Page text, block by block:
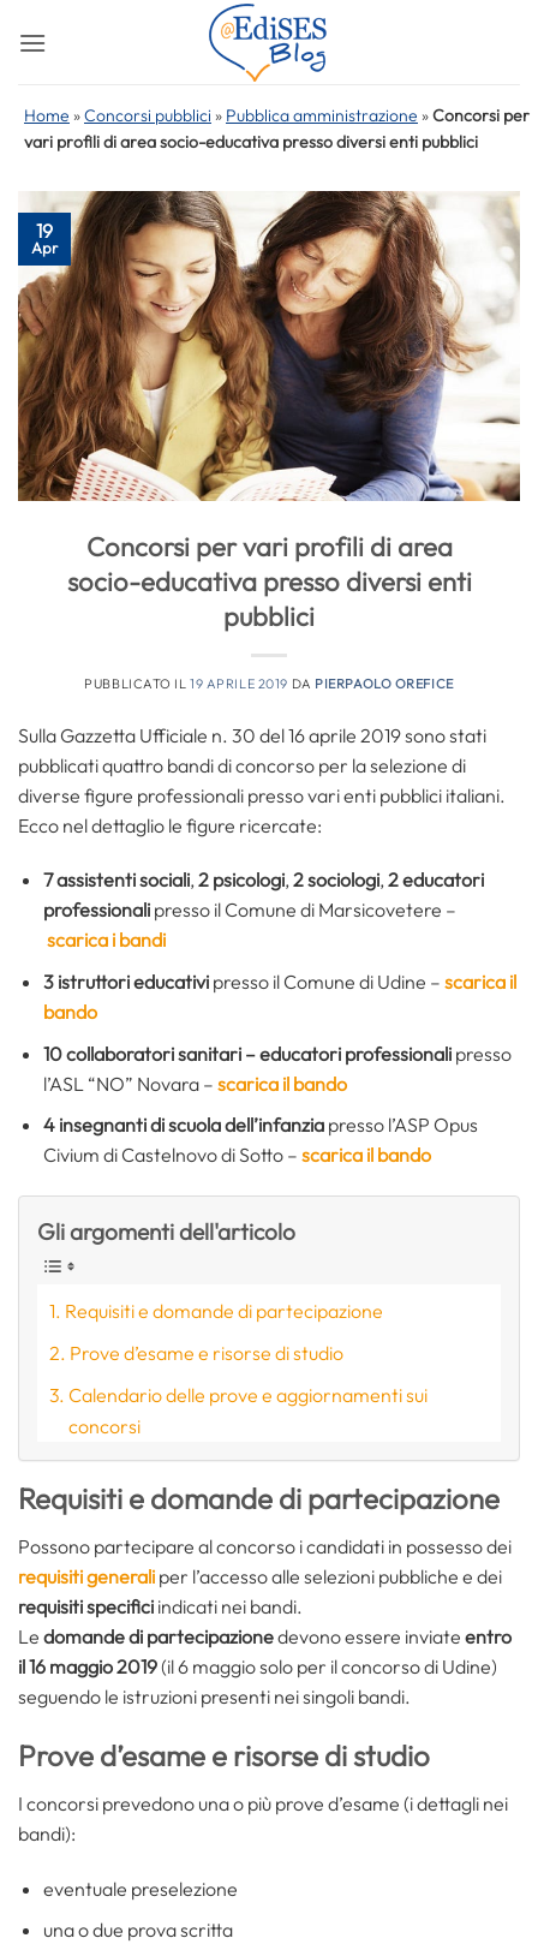
Home »Concorsi pubblici » Pubblica amministrazione »Concorsi per
vari profili di area socio-educativa presso diversi enti pubblici
19
Apr
Concorsi per vari profili di area
socio-educativa presso diversi enti
pubblici
PUBBLICATO IL19 APRILE 2019 DA PIERPAOLO OREFICE
Sulla Gazzetta Ufficiale n. 30 del 16 aprile 2019 sono stati
pubblicati quattro bandi di concorso per la selezione di
diverse figure professionali presso vari enti pubblici italiani.
Ecco nel dettaglio le figure ricercate:
7 assistenti sociali,2 psicologi,2 sociologi,2 educatori
professionalipresso il Comune di Marsicovetere –
scarica i bandi
3 istruttori educativipresso il Comune di Udine – scarica il
bando
10 collaboratori sanitari – educatori professionalipresso
l’ASL “NO” Novara – scarica il bando
4 insegnanti di scuola dell’infanziapresso l’ASP Opus
Civium di Castelnovo di Sotto – scarica il bando
Gli argomenti dell'articolo
Requisiti e domande di partecipazione
Prove d’esame e risorse di studio
Calendario delle prove e aggiornamenti sui
concorsi
Requisiti e domande di partecipazione
Possono partecipare al concorso i candidati in possesso dei
requisiti generali per l’accesso alle selezioni pubbliche e dei
requisiti specifici indicati nei bandi.
Le domande di partecipazionedevono essere inviate entro
il 16 maggio 2019(il 6 maggio solo per il concorso di Udine)
seguendo le istruzioni presenti nei singoli bandi.
Prove d’esame e risorse di studio
I concorsi prevedono una o più prove d’esame (i dettagli nei
bandi):
eventuale preselezione
una o due prova scritta